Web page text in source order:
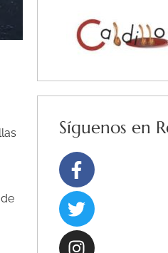
Síguenos en
Facebook-
f
Twitter
Instagram
Pinterest
Youtube